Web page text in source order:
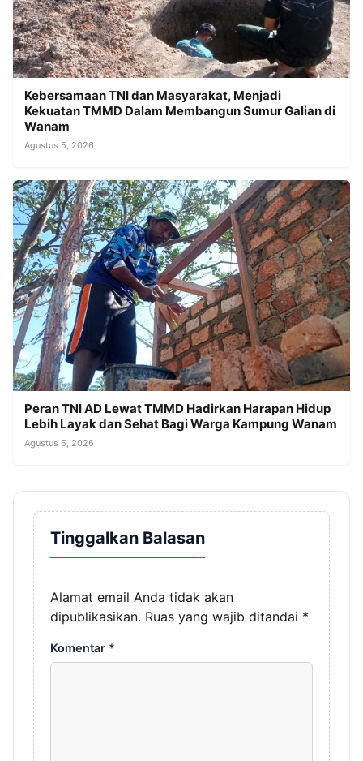
Kebersamaan TNI dan Masyarakat, Menjadi
Kekuatan TMMD Dalam Membangun Sumur Galian di
Wanam
Agustus 5, 2026
Peran TNI AD Lewat TMMD Hadirkan Harapan Hidup
Lebih Layak dan Sehat Bagi Warga Kampung Wanam
Agustus 5, 2026
Tinggalkan Balasan
Alamat email Anda tidak akan
dipublikasikan. Ruas yang wajib ditandai *
Komentar *